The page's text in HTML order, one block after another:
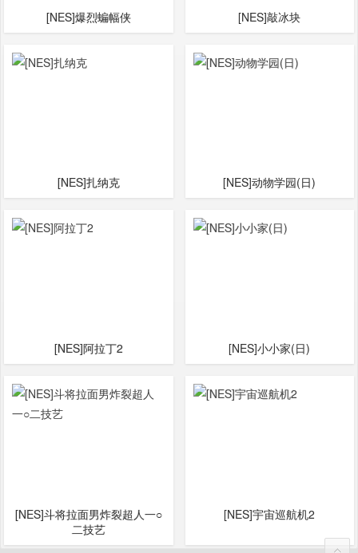
[NES]爆烈蝙幅侠 [NES]敲冰块
[NES]扎纳克 [NES]动物学园(日)
[NES]阿拉丁2 [NES]小小家(日)
[NES]斗将拉面男炸裂超人一○
二技艺
[NES]宇宙巡航机2